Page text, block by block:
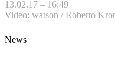
13.02.17 – 16:49
Video: watson / Roberto
News